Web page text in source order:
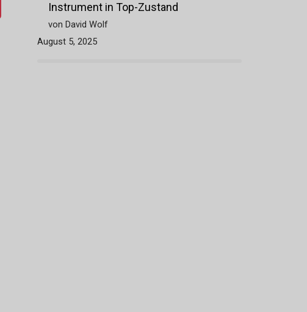
Instrument in Top-Zustand
von David Wolf
August 5, 2025